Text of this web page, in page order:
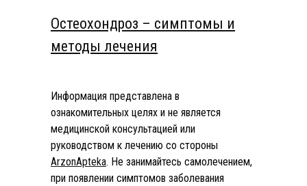
Остеохондроз – симптомы и
методы лечения
Информация представлена в
ознакомительных целях и не является
медицинской консультацией или
руководством к лечению со стороны
ArzonApteka. Не занимайтесь самолечением,
при появлении симптомов заболевания